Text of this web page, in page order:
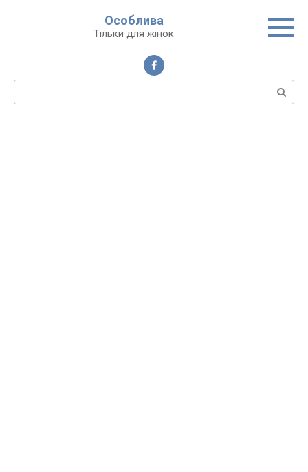
Особлива
Тільки для жінок
Пошук: